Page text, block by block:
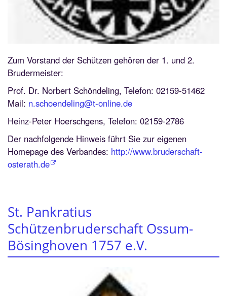
Zum Vorstand der Schützen gehören der 1. und 2.
Brudermeister:
Prof. Dr. Norbert Schöndeling, Telefon: 02159-51462
Mail: n.schoendeling@t-online.de
Heinz-Peter Hoerschgens, Telefon: 02159-2786
Der nachfolgende Hinweis führt Sie zur eigenen
Homepage des Verbandes: http://www.bruderschaft-
osterath.de
St. Pankratius
Schützenbruderschaft Ossum-
Bösinghoven 1757 e.V.